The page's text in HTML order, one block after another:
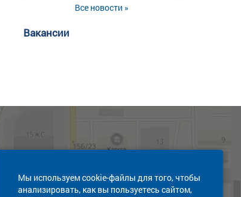
Все новости »
Вакансии
Мы используем cookie-файлы для того, чтобы
анализировать, как вы пользуетесь сайтом,